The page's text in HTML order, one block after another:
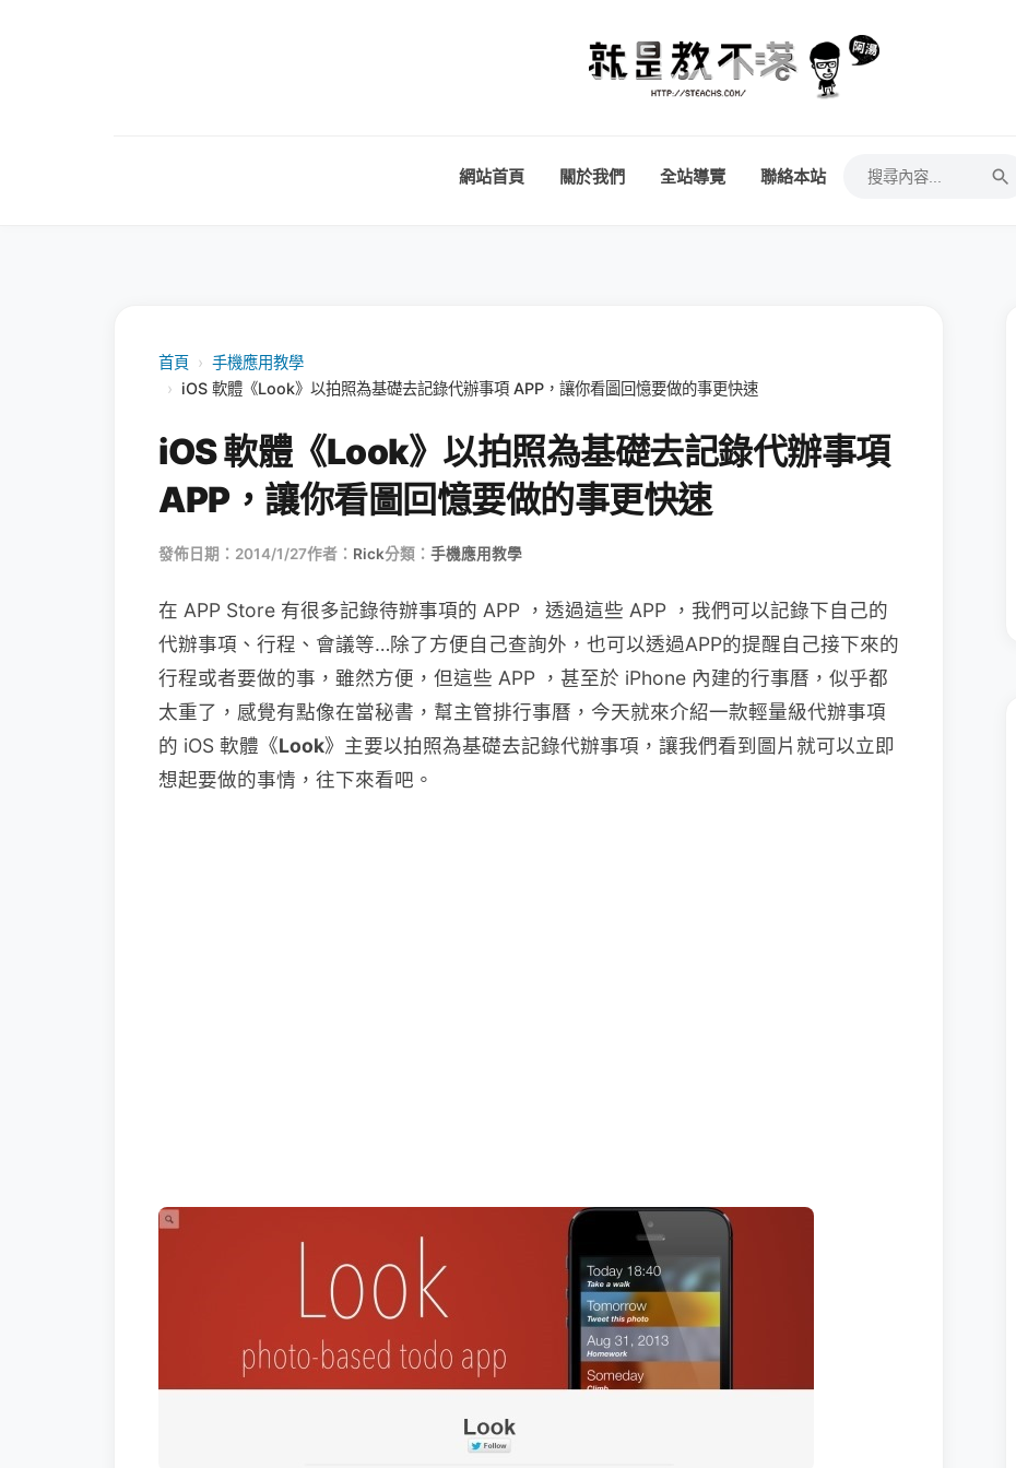
網站首頁 關於我們 全站導覽 聯絡本站
首頁 › 手機應用教學
› iOS 軟體《Look》以拍照為基礎去記錄代辦事項 APP，讓你看圖回憶要做的事更快速
iOS 軟體《Look》以拍照為基礎去記錄代辦事項
APP，讓你看圖回憶要做的事更快速
發佈日期：2014/1/27作者： Rick分類： 手機應用教學
在 APP Store 有很多記錄待辦事項的 APP ，透過這些 APP ，我們可以記錄下自己的
代辦事項、行程、會議等…除了方便自己查詢外，也可以透過APP的提醒自己接下來的
行程或者要做的事，雖然方便，但這些 APP ，甚至於 iPhone 內建的行事曆，似乎都
太重了，感覺有點像在當秘書，幫主管排行事曆，今天就來介紹一款輕量級代辦事項
的 iOS 軟體《Look》主要以拍照為基礎去記錄代辦事項，讓我們看到圖片就可以立即
想起要做的事情，往下來看吧。